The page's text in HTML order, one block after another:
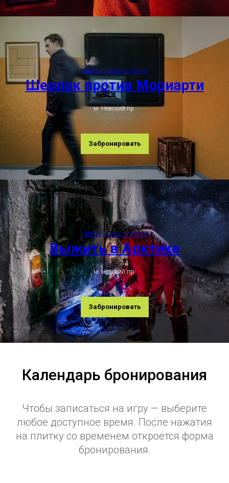
Квест-приключение
Шерлок против Мориарти
м. Невский пр.
Забронировать
Квест-приключение
Выжить в Арктике
м. Невский пр.
Забронировать
Календарь бронирования
Чтобы записаться на игру — выберите
любое доступное время. После нажатия
на плитку со временем откроется форма
бронирования.